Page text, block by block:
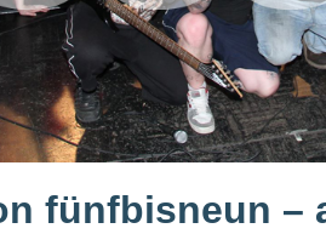
fünfbisneun –